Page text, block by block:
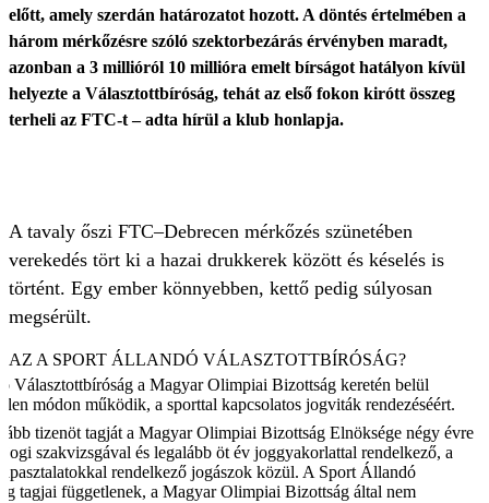
előtt, amely szerdán határozatot hozott. A döntés értelmében a
három mérkőzésre szóló szektorbezárás érvényben maradt,
azonban a 3 millióról 10 millióra emelt bírságot hatályon kívül
helyezte a Választottbíróság, tehát az első fokon kirótt összeg
terheli az FTC-t – adta hírül a klub honlapja.
A tavaly őszi FTC–Debrecen mérkőzés szünetében
verekedés tört ki a hazai drukkerek között és késelés is
történt. Egy ember könnyebben, kettő pedig súlyosan
megsérült.
AZ A SPORT ÁLLANDÓ VÁLASZTOTTBÍRÓSÁG?
Választottbíróság a Magyar Olimpiai Bizottság keretén belül
módon működik, a sporttal kapcsolatos jogviták rendezéséért.
tizenöt tagját a Magyar Olimpiai Bizottság Elnöksége négy évre
jogi szakvizsgával és legalább öt év joggyakorlattal rendelkező, a
rendelkező jogászok közül. A Sport Állandó
tagjai függetlenek, a Magyar Olimpiai Bizottság által nem